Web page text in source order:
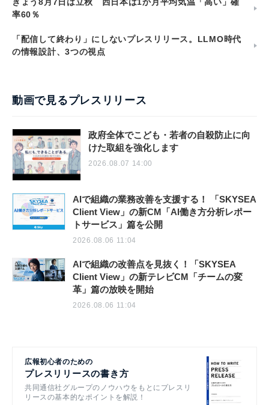
きょう8月7日は立秋 西日本は1か月平均気温「高い」確
率60％
「配信して終わり」にしないプレスリリース。LLMO時代
の情報設計、3つの視点
動画で見るプレスリリース
政府全体でこども・若者の自殺防止に向
けた取組を強化します
2026.08.07 14:00
AIで組織の業務改善を支援する！ 「SKYSEA
Client View」の新CM「AI働き方分析レポー
トサービス」篇を公開
2026.08.06 11:04
AIで組織の改善点を見抜く！「SKYSEA
Client View」の新テレビCM「チームの変
革」篇の放映を開始
2026.08.06 11:04
広報初心者のための
プレスリリースの書き方
共同通信社グループのノウハウをもとにプレスリ
リースの基本的なポイントを解説！